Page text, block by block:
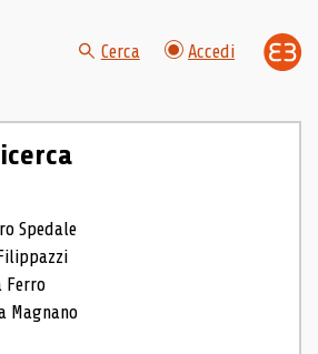
Cerca Accedi
Spedale
Ferro
Magnano